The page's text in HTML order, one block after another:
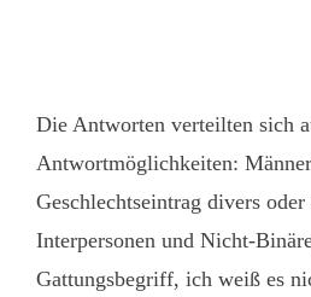
Die Antworten verteilten sich
Antwortmöglichkeiten:
Geschlechtseintrag divers
Interpersonen und Nicht-
Gattungsbegriff, ich weiß es